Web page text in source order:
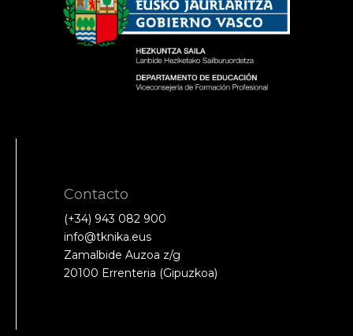
Contacto
(+34) 943 082 900
info@tknika.eus
Zamalbide Auzoa z/g
20100 Errenteria (Gipuzkoa)